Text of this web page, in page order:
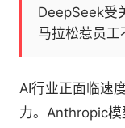
DeepSeek受
马拉松惹员工
AI行业正面临速
力。Anthropic模